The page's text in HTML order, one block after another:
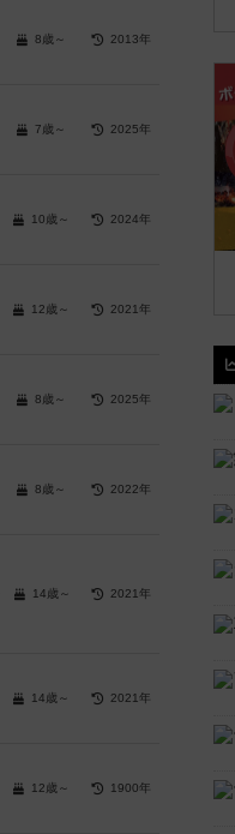
8歳～ 2013年
7歳～ 2025年
10歳～ 2024年
12歳～ 2021年
8歳～ 2025年
8歳～ 2022年
14歳～ 2021年
14歳～ 2021年
12歳～ 1900年